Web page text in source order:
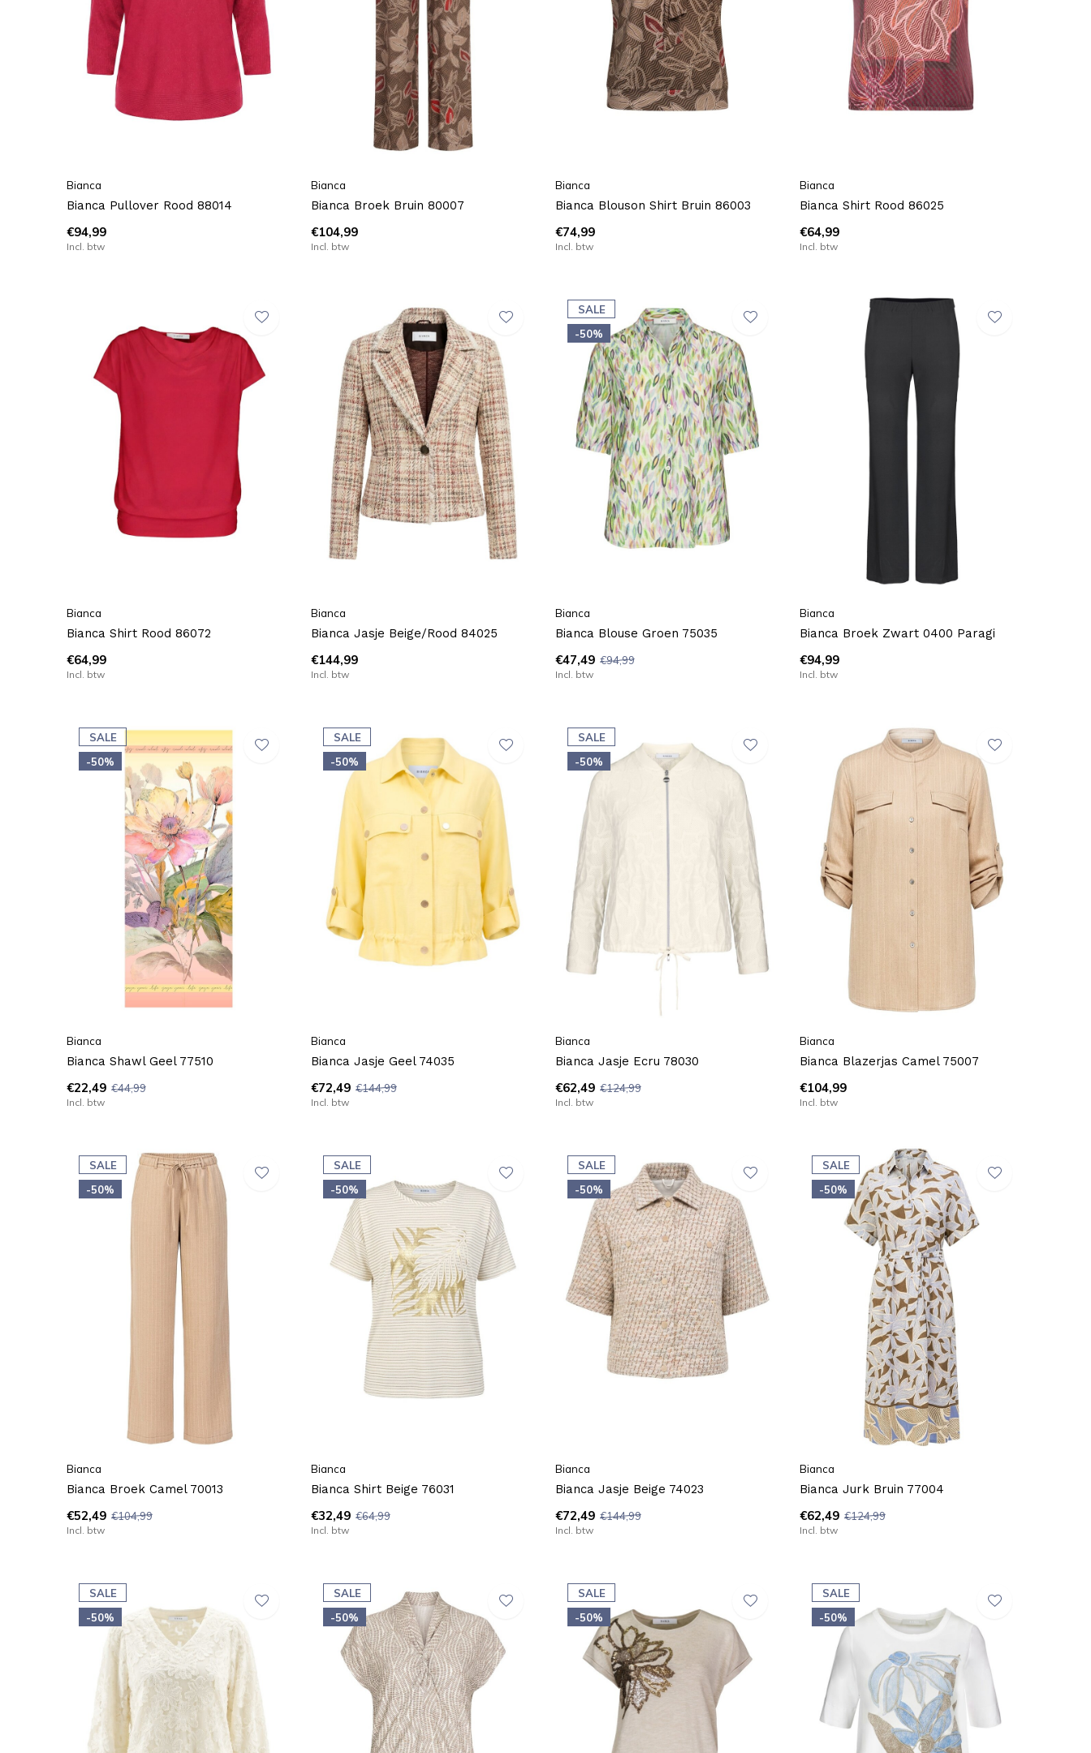
Bianca
Bianca Pullover Rood 88014
€94,99
Incl. btw
Bianca
Bianca Broek Bruin 80007
€104,99
Incl. btw
Bianca
Bianca Blouson Shirt Bruin 86003
€74,99
Incl. btw
Bianca
Bianca Shirt Rood 86025
€64,99
Incl. btw
Bianca
Bianca Shirt Rood 86072
€64,99
Incl. btw
Bianca
Bianca Jasje Beige/Rood 84025
€144,99
Incl. btw
SALE
-50%
Bianca
Bianca Blouse Groen 75035
€47,49 €94,99
Incl. btw
Bianca
Bianca Broek Zwart 0400 Paragi
€94,99
Incl. btw
SALE
-50%
Bianca
Bianca Shawl Geel 77510
€22,49 €44,99
Incl. btw
SALE
-50%
Bianca
Bianca Jasje Geel 74035
€72,49 €144,99
Incl. btw
SALE
-50%
Bianca
Bianca Jasje Ecru 78030
€62,49 €124,99
Incl. btw
Bianca
Bianca Blazerjas Camel 75007
€104,99
Incl. btw
SALE
-50%
Bianca
Bianca Broek Camel 70013
€52,49 €104,99
Incl. btw
SALE
-50%
Bianca
Bianca Shirt Beige 76031
€32,49 €64,99
Incl. btw
SALE
-50%
Bianca
Bianca Jasje Beige 74023
€72,49 €144,99
Incl. btw
SALE
-50%
Bianca
Bianca Jurk Bruin 77004
€62,49 €124,99
Incl. btw
SALE
-50%
SALE
-50%
SALE
-50%
SALE
-50%